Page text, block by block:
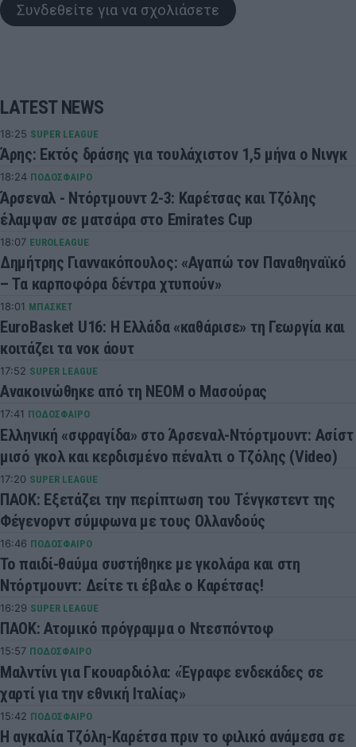
Συνδεθείτε για να σχολιάσετε
LATEST NEWS
18:25 SUPER LEAGUE
Άρης: Εκτός δράσης για τουλάχιστον 1,5 μήνα ο Νινγκ
18:24 ΠΟΔΟΣΦΑΙΡΟ
Άρσεναλ - Ντόρτμουντ 2-3: Καρέτσας και Τζόλης
έλαμψαν σε ματσάρα στο Emirates Cup
18:07 EUROLEAGUE
Δημήτρης Γιαννακόπουλος: «Αγαπώ τον Παναθηναϊκό
– Τα καρποφόρα δέντρα χτυπούν»
18:01 ΜΠΑΣΚΕΤ
EuroBasket U16: Η Ελλάδα «καθάρισε» τη Γεωργία και
κοιτάζει τα νοκ άουτ
17:52 SUPER LEAGUE
Ανακοινώθηκε από τη ΝΕΟΜ ο Μασούρας
17:41 ΠΟΔΟΣΦΑΙΡΟ
Ελληνική «σφραγίδα» στο Άρσεναλ-Ντόρτμουντ: Ασίστ
μισό γκολ και κερδισμένο πέναλτι ο Τζόλης (Video)
17:20 SUPER LEAGUE
ΠΑΟΚ: Εξετάζει την περίπτωση του Τένγκστεντ της
Φέγενορντ σύμφωνα με τους Ολλανδούς
16:46 ΠΟΔΟΣΦΑΙΡΟ
Το παιδί-θαύμα συστήθηκε με γκολάρα και στη
Ντόρτμουντ: Δείτε τι έβαλε ο Καρέτσας!
16:29 SUPER LEAGUE
ΠΑΟΚ: Ατομικό πρόγραμμα ο Ντεσπόντοφ
15:57 ΠΟΔΟΣΦΑΙΡΟ
Μαλντίνι για Γκουαρδιόλα: «Έγραφε ενδεκάδες σε
χαρτί για την εθνική Ιταλίας»
15:42 ΠΟΔΟΣΦΑΙΡΟ
Η αγκαλία Τζόλη-Καρέτσα πριν το φιλικό ανάμεσα σε